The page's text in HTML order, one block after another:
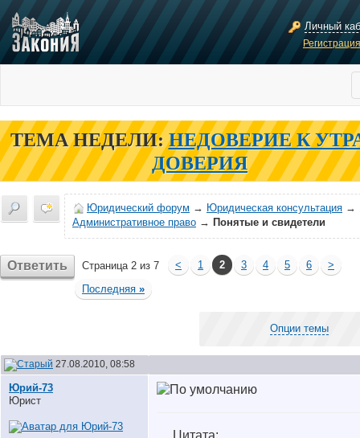
Личный
ТЕМА НЕДЕЛИ: НЕДОВЕРИЕ К
ДОВЕРИЯ
Юридический форум → Юридическая консультация →
Административное право → Понятые и свидетели
Ответить Страница 2 из 7 < 1 2 3 4 5 6
>
Последняя »
Опции темы
27.08.2010, 08:58
Юрий-73
Юрист
Цитата: